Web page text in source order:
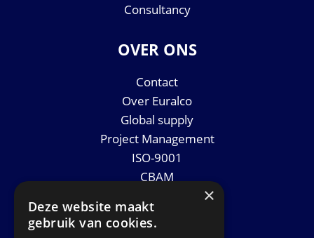
Consultancy
OVER ONS
Contact
Over Euralco
Global supply
Project Management
ISO-9001
CBAM
Nieuws
×
Deze website maakt
gebruik van cookies.